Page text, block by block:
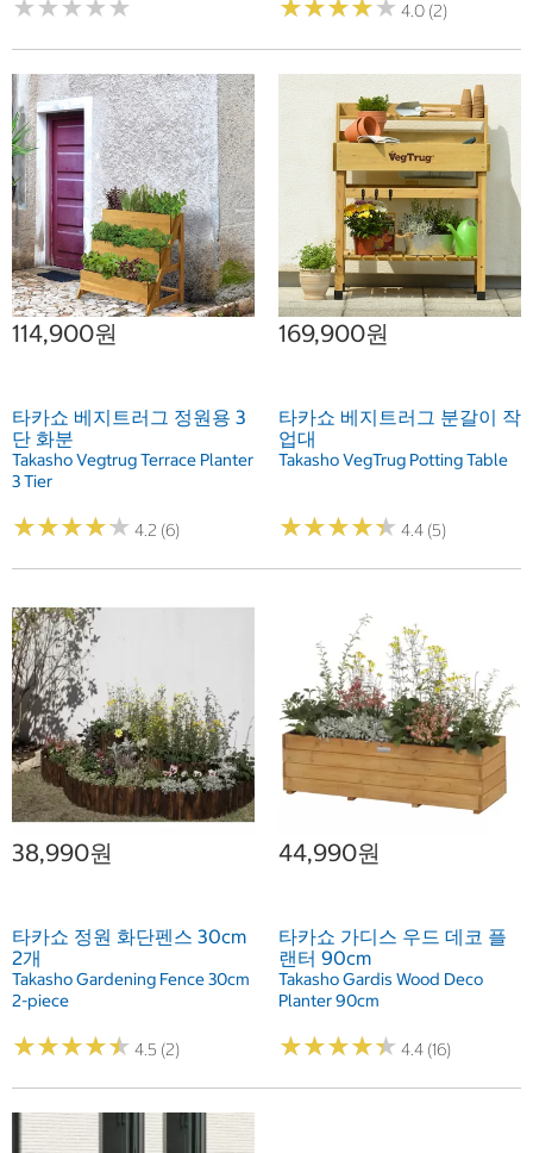
★★★★★
★★★★★ ★★★★★
★★★★★ 4.0 (2)
114,900원
타카쇼 베지트러그 정원용 3
단 화분
Takasho Vegtrug Terrace Planter
3 Tier
★★★★★
★★★★★ 4.2 (6)
169,900원
타카쇼 베지트러그 분갈이 작
업대
Takasho VegTrug Potting Table
★★★★★
★★★★★ 4.4 (5)
38,990원
타카쇼 정원 화단펜스 30cm
2개
Takasho Gardening Fence 30cm
2-piece
★★★★★
★★★★★ 4.5 (2)
44,990원
타카쇼 가디스 우드 데코 플
랜터 90cm
Takasho Gardis Wood Deco
Planter 90cm
★★★★★
★★★★★ 4.4 (16)